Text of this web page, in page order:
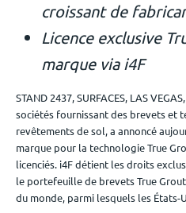
Nous contacter
croissant de
Licence exclusive
marque via i4F
STAND 2437, SURFACES, LAS
sociétés fournissant des brevets et
revêtements de sol, a annoncé
marque pour la technologie True
licenciés. i4F détient les droits
le portefeuille de brevets True
du monde, parmi lesquels les États-